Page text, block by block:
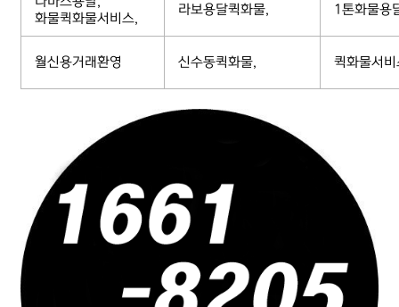
화물퀵화물서비스,
라보용달퀵화물, 1톤화물용
월신용거래환영 신수동퀵화물, 퀵화물서